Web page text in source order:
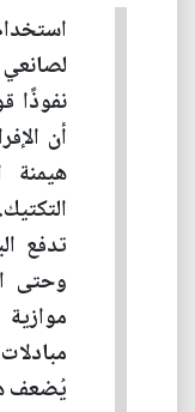
نفوذًا
أن
هيمنة
تدفع
وحتى
يُضعف